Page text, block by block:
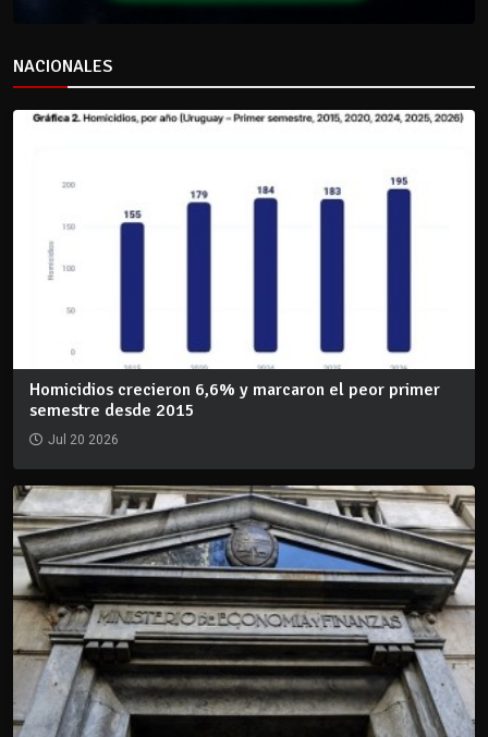
NACIONALES
Homicidios crecieron 6,6% y marcaron el peor primer
semestre desde 2015
Jul 20 2026